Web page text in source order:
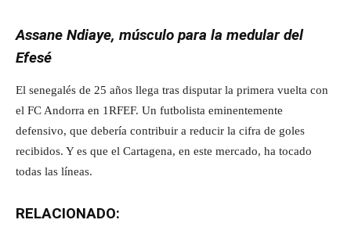
Assane Ndiaye, músculo para la medular del
Efesé
El senegalés de 25 años llega tras disputar la primera vuelta con
el FC Andorra en 1RFEF. Un futbolista eminentemente
defensivo, que debería contribuir a reducir la cifra de goles
recibidos. Y es que el Cartagena, en este mercado, ha tocado
todas las líneas.
RELACIONADO: